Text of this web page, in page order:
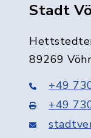
Stadt
89269
+49
+49